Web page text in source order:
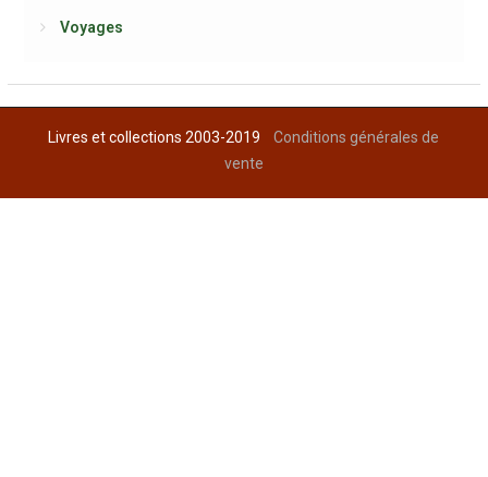
Voyages
Livres et collections 2003-2019Conditions générales de
vente